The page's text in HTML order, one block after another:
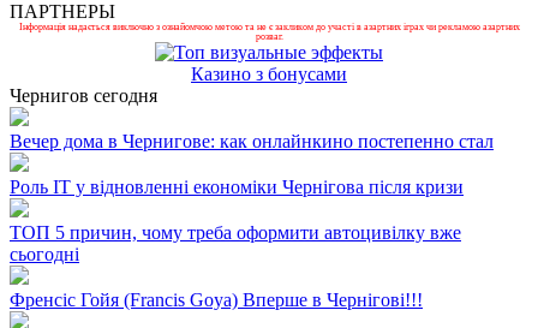
ПАРТНЕРЫ
Інформація надається виключно з ознайомчою метою та не є закликом до участі в азартних іграх чи рекламою азартних
розваг.
Казино з бонусами
Чернигов сегодня
Вечер дома в Чернигове: как онлайнкино постепенно стал
Роль ІТ у відновленні економіки Чернігова після кризи
ТОП 5 причин, чому треба оформити автоцивілку вже
сьогодні
Френсіс Гойя (Francis Goya) Вперше в Чернігові!!!